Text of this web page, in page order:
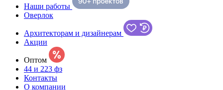
Наши работы
Оверлок
Архитекторам и дизайнерам
Акции
Оптом
44 и 223 фз
Контакты
О компании